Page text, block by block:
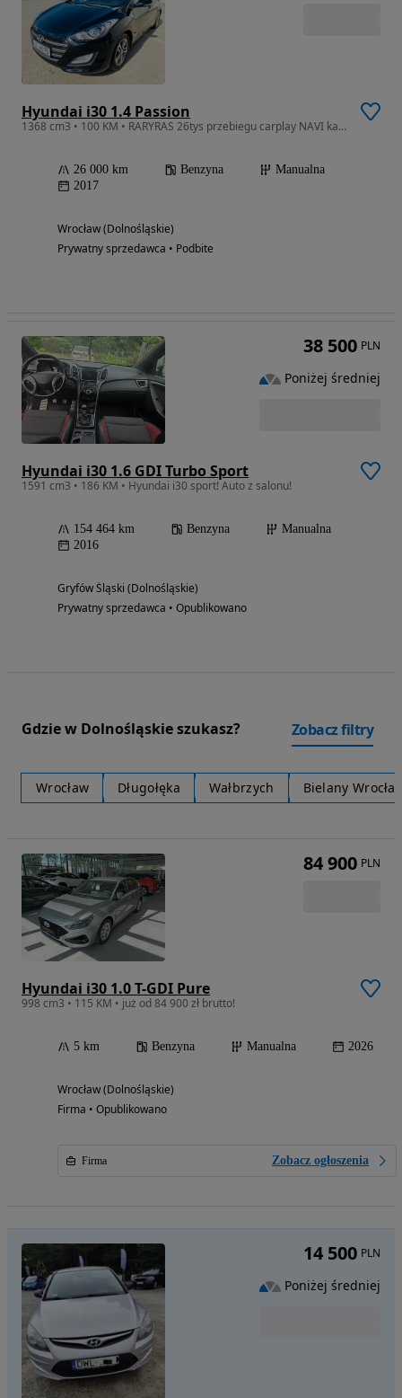
Hyundai i30 1.4 Passion
1368 cm3 • 100 KM • RARYRAS 26tys przebiegu carplay NAVI kamera tempomat bluetooth grzane
26 000 km Benzyna
Manualna
2017
Wrocław (Dolnośląskie)
Prywatny sprzedawca • Podbite
Hyundai i30 1.6 GDI Turbo Sport
1591 cm3 • 186 KM • Hyundai i30 sport! Auto z salonu!
154 464 km Benzyna
Manualna
2016
Gryfów Śląski (Dolnośląskie)
Prywatny sprzedawca • Opublikowano
38 500 PLN
Poniżej średniej
Gdzie w Dolnośląskie szukasz? Zobacz filtry
Wrocław Długołęka Wałbrzych Bielany
Hyundai i30 1.0 T-GDI Pure
998 cm3 • 115 KM • już od 84 900 zł brutto!
5 km Benzyna Manualna 2026
Wrocław (Dolnośląskie)
Firma • Opublikowano
Firma Zobacz ogłoszenia
84 900 PLN
14 500 PLN
Poniżej średniej